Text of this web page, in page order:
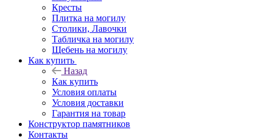
Кресты
Плитка на могилу
Столики, Лавочки
Табличка на могилу
Щебень на могилу
Как купить
Назад
Как купить
Условия оплаты
Условия доставки
Гарантия на товар
Конструктор памятников
Контакты